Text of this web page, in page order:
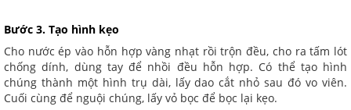
Bước 3. Tạo hình kẹo
Cho nước ép vào hỗn hợp vàng nhạt rồi trộn đều, cho ra tấm lót
chống dính, dùng tay để nhồi đều hỗn hợp. Có thể tạo hình
chúng thành một hình trụ dài, lấy dao cắt nhỏ sau đó vo viên.
Cuối cùng để nguội chúng, lấy vỏ bọc để bọc lại kẹo.